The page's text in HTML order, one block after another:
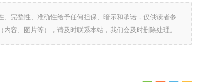
完整性、准确性给予任何担保、暗示和承诺，仅供读者参
容、图片等），请及时联系本站，我们会及时删除处理。